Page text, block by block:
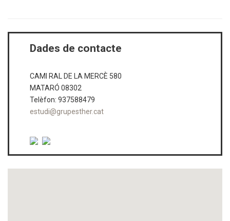
Dades de contacte
CAMI RAL DE LA MERCÈ 580
MATARÓ 08302
Telèfon: 937588479
estudi@grupesther.cat